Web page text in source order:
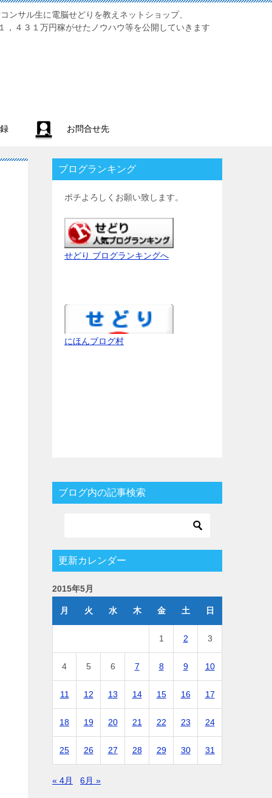
コンサル生に電脳せどりを教えネットショップ、
，４３１万円稼がせたノウハウ等を公開していきます
お問合せ先
ブログランキング
ポチよろしくお願い致します。
せどり ブログランキングへ
にほんブログ村
ブログ内の記事検索
更新カレンダー
2015年5月
月 火 水 木 金 土 日
1 2 3
4 5 6 7 8 9 10
11 12 13 14 15 16 17
18 19 20 21 22 23 24
25 26 27 28 29 30 31
« 4月 6月 »